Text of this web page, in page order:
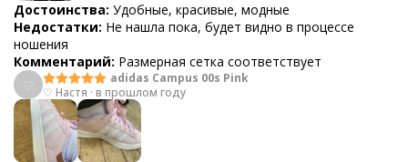
Достоинства: Удобные, красивые, модные
Недостатки: Не нашла пока, будет видно в процессе
ношения
Комментарий: Размерная сетка соответствует
adidas Campus 00s Pink
♡ Настя · в прошлом году